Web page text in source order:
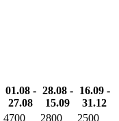
01.08 -
27.08
28.08 -
15.09
16.09 -
31.12
4700 2800 2500